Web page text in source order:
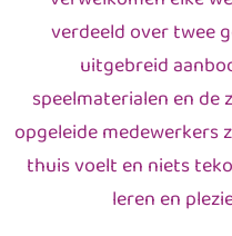
verdeeld over twee
uitgebreid
speelmaterialen en de
opgeleide medewerkers
thuis voelt en niets
leren en